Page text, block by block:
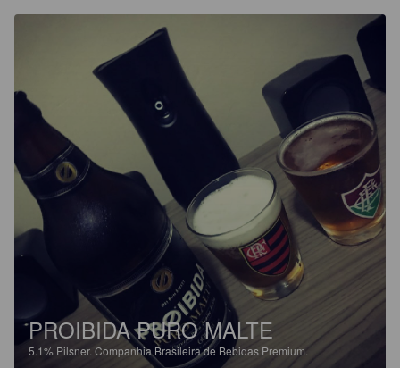
PROIBIDA PURO MALTE
5.1% Pilsner. Companhia Brasileira de Bebidas Premium.